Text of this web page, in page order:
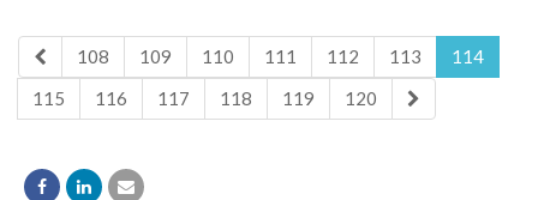
108 109 110 111 112 113
114
115
116 117 118 119 120